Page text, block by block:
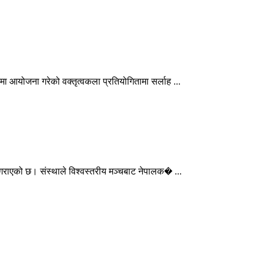
गरेको वक्तृत्वकला प्रतियोगितामा सर्लाह ...
छ। संस्थाले विश्वस्तरीय मञ्चबाट नेपालक� ...